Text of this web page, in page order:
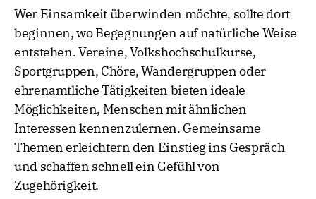
Wer Einsamkeit überwinden möchte, sollte dort
beginnen, wo Begegnungen auf natürliche Weise
entstehen. Vereine, Volkshochschulkurse,
Sportgruppen, Chöre, Wandergruppen oder
ehrenamtliche Tätigkeiten bieten ideale
Möglichkeiten, Menschen mit ähnlichen
Interessen kennenzulernen. Gemeinsame
Themen erleichtern den Einstieg ins Gespräch
und schaffen schnell ein Gefühl von
Zugehörigkeit.